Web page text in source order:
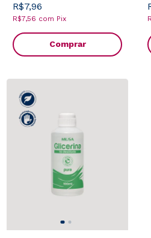
R$7,96
R$7,56 com Pix
Comprar